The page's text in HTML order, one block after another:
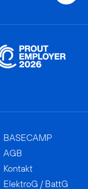
BASECAMP
AGB
Kontakt
ElektroG / BattG